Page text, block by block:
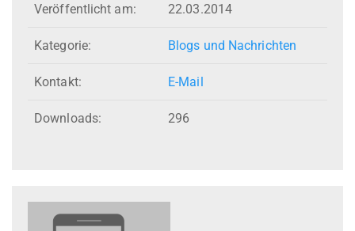
Veröffentlicht am: 22.03.2014
Kategorie: Blogs und Nachrichten
Kontakt: E-Mail
Downloads: 296